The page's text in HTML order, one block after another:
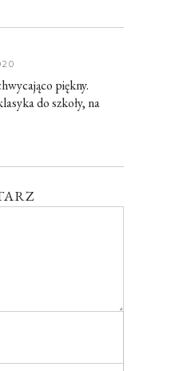
piękny.
do szkoły, na